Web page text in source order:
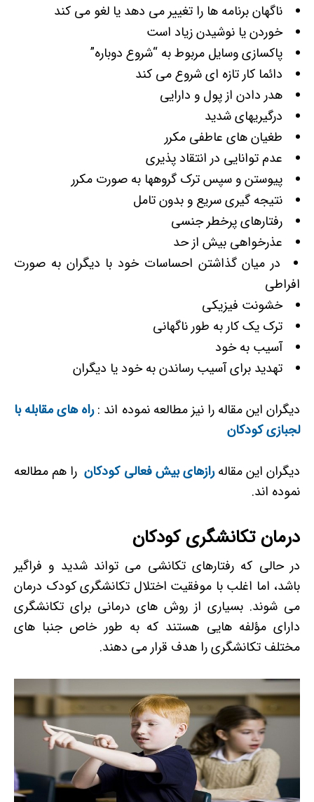
ناگهان برنامه ها را تغییر می دهد یا لغو می کند
خوردن یا نوشیدن زیاد است
پاکسازی وسایل مربوط به “شروع دوباره”
دائما کار تازه ای شروع می کند
هدر دادن از پول و دارایی
درگیریهای شدید
طغیان های عاطفی مکرر
عدم توانایی در انتقاد پذیری
پیوستن و سپس ترک گروهها به صورت مکرر
نتیجه گیری سریع و بدون تامل
رفتارهای پرخطر جنسی
عذرخواهی بیش از حد
در میان گذاشتن احساسات خود با دیگران به صورت
افراطی
خشونت فیزیکی
ترک یک کار به طور ناگهانی
آسیب به خود
تهدید برای آسیب رساندن به خود یا دیگران
دیگران این مقاله را نیز مطالعه نموده اند :راه های مقابله با
لجبازی کودکان
دیگران این مقالهرازهای بیش فعالی کودکان را هم مطالعه
نموده اند.
درمان تکانشگری کودکان
در حالی که رفتارهای تکانشی می تواند شدید و فراگیر
باشد، اما اغلب با موفقیت اختلال تکانشگری کودک درمان
می شوند. بسیاری از روش های درمانی برای تکانشگری
دارای مؤلفه هایی هستند که به طور خاص جنبا های
مختلف تکانشگری را هدف قرار می دهند.